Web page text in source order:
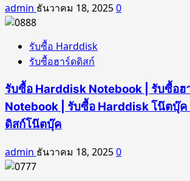
admin ธันวาคม 18, 20250
รับซื้อ Harddisk
รับซื้อฮาร์ดดิสก์
รับซื้อ Harddisk Notebook | รับซื้อฮ
Notebook | รับซื้อ Harddisk โน๊ตบุ๊ค
ดิสก์โน๊ตบุ๊ค
admin ธันวาคม 18, 20250